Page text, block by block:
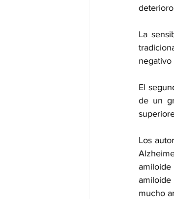
La
negativo
El
de un
Los
mucho